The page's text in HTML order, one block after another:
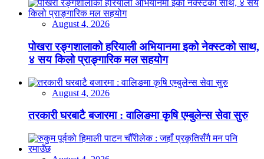
August 4, 2026
पोखरा रङ्गशालाको हरियाली अभियानमा इको नेक्स्टको साथ,
४ सय किलो प्राङ्गारिक मल सहयोग
August 4, 2026
तरकारी घरबाटै बजारमा : वालिङमा कृषि एम्बुलेन्स सेवा सुरु